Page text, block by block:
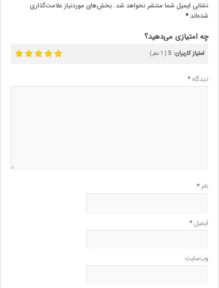
نشانی ایمیل شما منتشر نخواهد شد. بخش‌های موردنیاز علامت‌گذاری
شده‌اند*
چه امتیازی می‌دهید؟
امتیاز کاربران: 5
(
1 نظر)
دیدگاه*
نام*
ایمیل*
وب‌سایت